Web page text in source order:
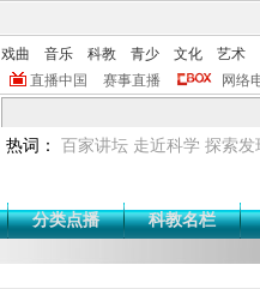
戏曲 音乐 科教 青少 文化
艺术
直播中国 赛事直播 网络
热词： 百家讲坛 走近科学 探索发
分类点播 科教名栏